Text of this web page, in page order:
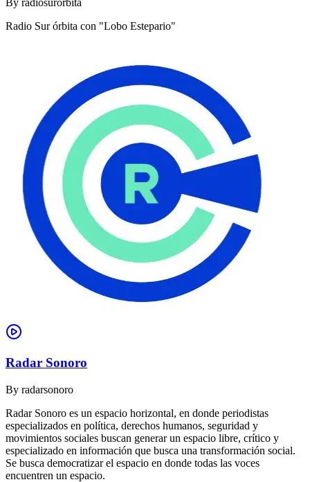
Radio Sur órbita con "Lobo Estepario"
Radar Sonoro
By radarsonoro
Radar Sonoro es un espacio horizontal, en donde periodistas
especializados en política, derechos humanos, seguridad y
movimientos sociales buscan generar un espacio libre, crítico y
especializado en información que busca una transformación social.
Se busca democratizar el espacio en donde todas las voces
encuentren un espacio.